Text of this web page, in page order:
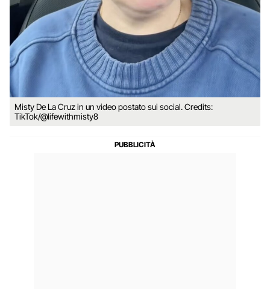
Misty De La Cruz in un video postato sui social. Credits:
TikTok/@lifewithmisty8